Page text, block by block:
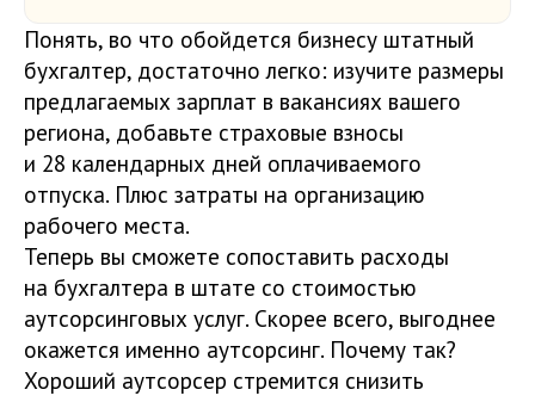
Понять, во что обойдется бизнесу штатный
бухгалтер, достаточно легко: изучите размеры
предлагаемых зарплат в вакансиях вашего
региона, добавьте страховые взносы
и 28 календарных дней оплачиваемого
отпуска. Плюс затраты на организацию
рабочего места.
Теперь вы сможете сопоставить расходы
на бухгалтера в штате со стоимостью
аутсорсинговых услуг. Скорее всего, выгоднее
окажется именно аутсорсинг. Почему так?
Хороший аутсорсер стремится снизить